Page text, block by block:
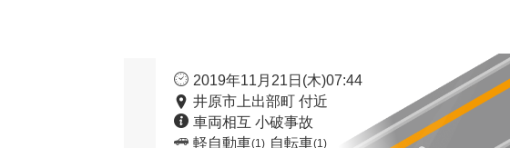
2019年11月21日(木)07:44
井原市上出部町 付近
車両相互 小破事故
軽自動車(1) 自転車(1)